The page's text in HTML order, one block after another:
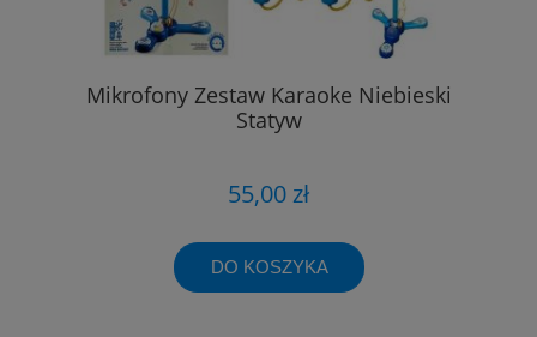
Mikrofony Zestaw Karaoke Niebieski
Statyw
55,00 zł
DO KOSZYKA